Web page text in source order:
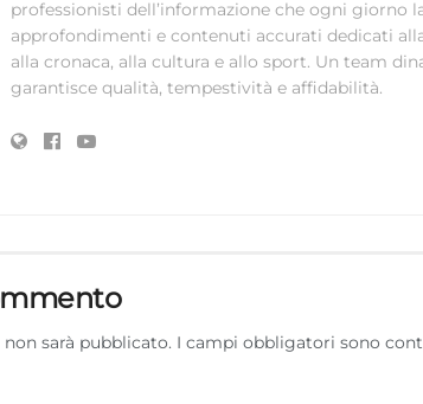
professionisti dell’informazione che ogni giorno
approfondimenti e contenuti accurati dedicati
alla cronaca, alla cultura e allo sport. Un team
garantisce qualità, tempestività e affidabilità.
sarà pubblicato. I campi obbligatori sono